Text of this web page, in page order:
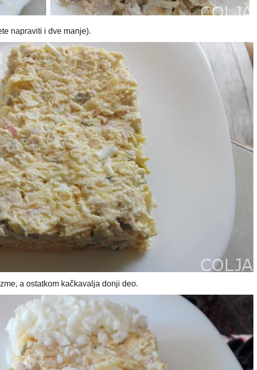
napraviti i dve manje).
a ostatkom kačkavalja donji deo.